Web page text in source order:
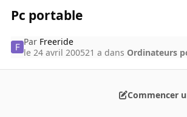
Pc portable
Par Freeride
le 24 avril 200521 a dans Ordinateurs
Commencer